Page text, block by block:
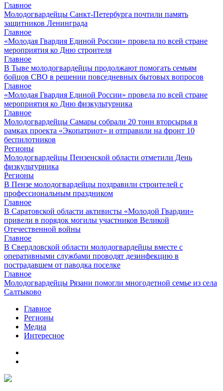
Главное
Молодогвардейцы Санкт-Петербурга почтили память
защитников Ленинграда
Главное
«Молодая Гвардия Единой России» провела по всей стране
мероприятия ко Дню строителя
Главное
В Тыве молодогвардейцы продолжают помогать семьям
бойцов СВО в решении повседневных бытовых вопросов
Главное
«Молодая Гвардия Единой России» провела по всей стране
мероприятия ко Дню физкультурника
Главное
Молодогвардейцы Самары собрали 20 тонн вторсырья в
рамках проекта «Экопатриот» и отправили на фронт 10
беспилотников
Регионы
Молодогвардейцы Пензенской области отметили День
физкультурника
Регионы
В Пензе молодогвардейцы поздравили строителей с
профессиональным праздником
Главное
В Саратовской области активисты «Молодой Гвардии»
привели в порядок могилы участников Великой
Отечественной войны
Главное
В Свердловской области молодогвардейцы вместе с
оперативными службами проводят дезинфекцию в
пострадавшем от паводка поселке
Главное
Молодогвардейцы Рязани помогли многодетной семье из села
Салтыково
Главное
Регионы
Медиа
Интересное